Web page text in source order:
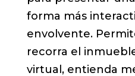
forma más
envolvente.
recorra el
virtual, entienda